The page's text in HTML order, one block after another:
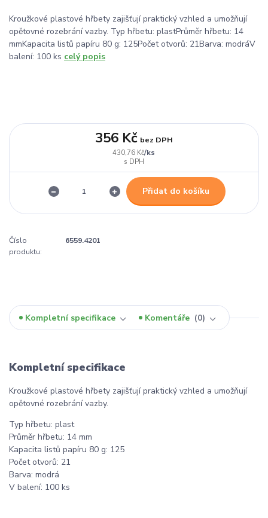
Kroužkové plastové hřbety zajišťují praktický vzhled a umožňují
opětovné rozebrání vazby. Typ hřbetu: plastPrůměr hřbetu: 14
mmKapacita listů papíru 80 g: 125Počet otvorů: 21Barva: modráV
balení: 100 ks celý popis
430,76 Kč/ks
356 Kč bez DPH
Přidat do košíku
Číslo
produktu:
6559.4201
Kompletní specifikace Komentáře 0
Kompletní specifikace
Kroužkové plastové hřbety zajišťují praktický vzhled a umožňují
opětovné rozebrání vazby.
Typ hřbetu: plast
Průměr hřbetu: 14 mm
Kapacita listů papíru 80 g: 125
Počet otvorů: 21
Barva: modrá
V balení: 100 ks